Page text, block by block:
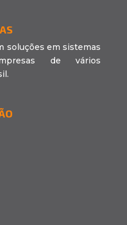
soluções em sistemas
de vários